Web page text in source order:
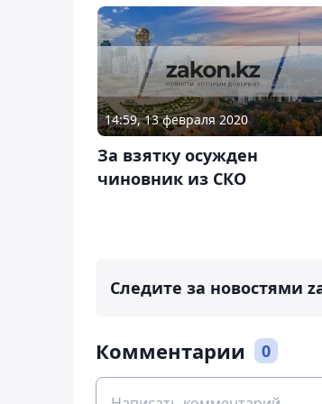
14:59, 13 февраля 2020
За взятку осужден
чиновник из СКО
Следите за новостями
Комментарии 0